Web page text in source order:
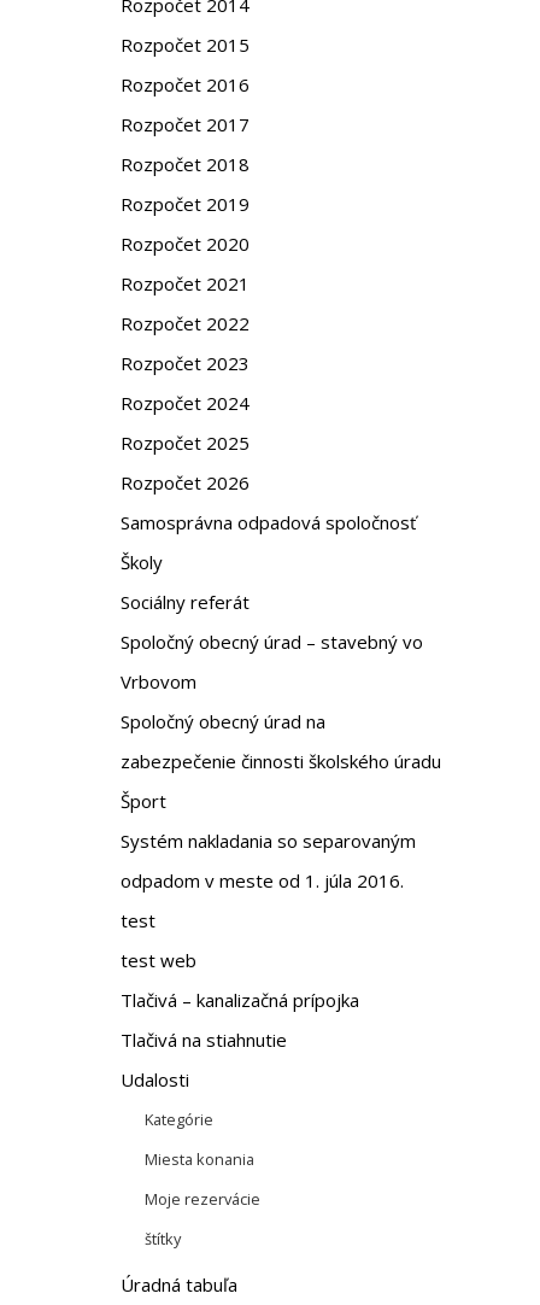
Rozpočet 2015
Rozpočet 2016
Rozpočet 2017
Rozpočet 2018
Rozpočet 2019
Rozpočet 2020
Rozpočet 2021
Rozpočet 2022
Rozpočet 2023
Rozpočet 2024
Rozpočet 2025
Rozpočet 2026
Samosprávna odpadová spoločnosť
Školy
Sociálny referát
Spoločný obecný úrad – stavebný vo
Vrbovom
Spoločný obecný úrad na
zabezpečenie činnosti školského úradu
Šport
Systém nakladania so separovaným
odpadom v meste od 1. júla 2016.
test
test web
Tlačivá – kanalizačná prípojka
Tlačivá na stiahnutie
Udalosti
Kategórie
Miesta konania
Moje rezervácie
štítky
Úradná tabuľa